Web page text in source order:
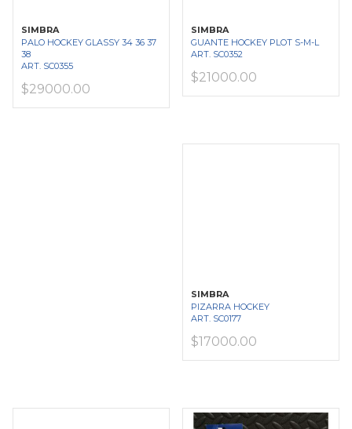
SIMBRA
PALO HOCKEY GLASSY 34 36 37
38
ART. SC0355
$29000.00
SIMBRA
GUANTE HOCKEY PLOT S-M-L
ART. SC0352
$21000.00
SIMBRA
PIZARRA HOCKEY
ART. SC0177
$17000.00